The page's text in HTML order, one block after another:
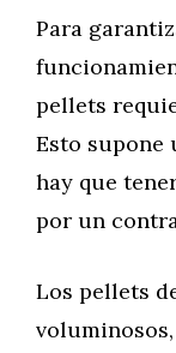
Para
pellets
Esto supone
hay que
por un
Los pellets